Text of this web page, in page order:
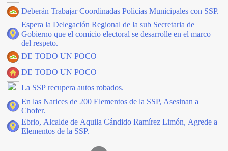
Deberán Trabajar Coordinadas Policías Municipales con SSP.
Espera la Delegación Regional de la sub Secretaria de
Gobierno que el comicio electoral se desarrolle en el marco
del respeto.
DE TODO UN POCO
DE TODO UN POCO
La SSP recupera autos robados.
En las Narices de 200 Elementos de la SSP, Asesinan a
Chofer.
Ebrio, Alcalde de Aquila Cándido Ramírez Limón, Agrede a
Elementos de la SSP.